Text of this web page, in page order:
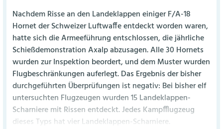
Nachdem Risse an den Landeklappen einiger F/A-18
Hornet der Schweizer Luftwaffe entdeckt worden waren,
hatte sich die Armeeführung entschlossen, die jährliche
Schießdemonstration Axalp abzusagen. Alle 30 Hornets
wurden zur Inspektion beordert, und dem Muster wurden
Flugbeschränkungen auferlegt. Das Ergebnis der bisher
durchgeführten Überprüfungen ist negativ: Bei bisher elf
untersuchten Flugzeugen wurden 15 Landeklappen-
Scharniere mit Rissen entdeckt. Jedes Kampfflugzeug
dieses Typs hat vier Landeklappen-Scharniere.